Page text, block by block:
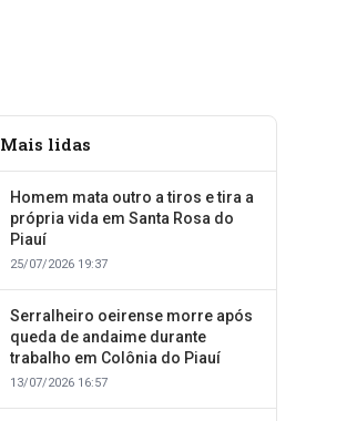
Mais lidas
Homem mata outro a tiros e tira a
própria vida em Santa Rosa do
Piauí
25/07/2026 19:37
Serralheiro oeirense morre após
queda de andaime durante
trabalho em Colônia do Piauí
13/07/2026 16:57